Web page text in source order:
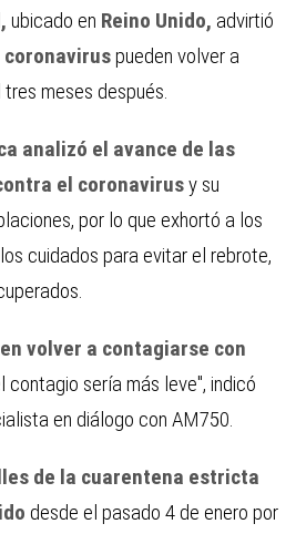
ubicado en Reino Unido, advirtió
coronaviruspueden volver a
meses después.
analizó el avance de las
el coronavirusy su
por lo que exhortó a los
cuidados para evitar el rebrote,
volver a contagiarse con
contagio sería más leve", indicó
en diálogo con AM750.
de la cuarentena estricta
desde el pasado 4 de enero por